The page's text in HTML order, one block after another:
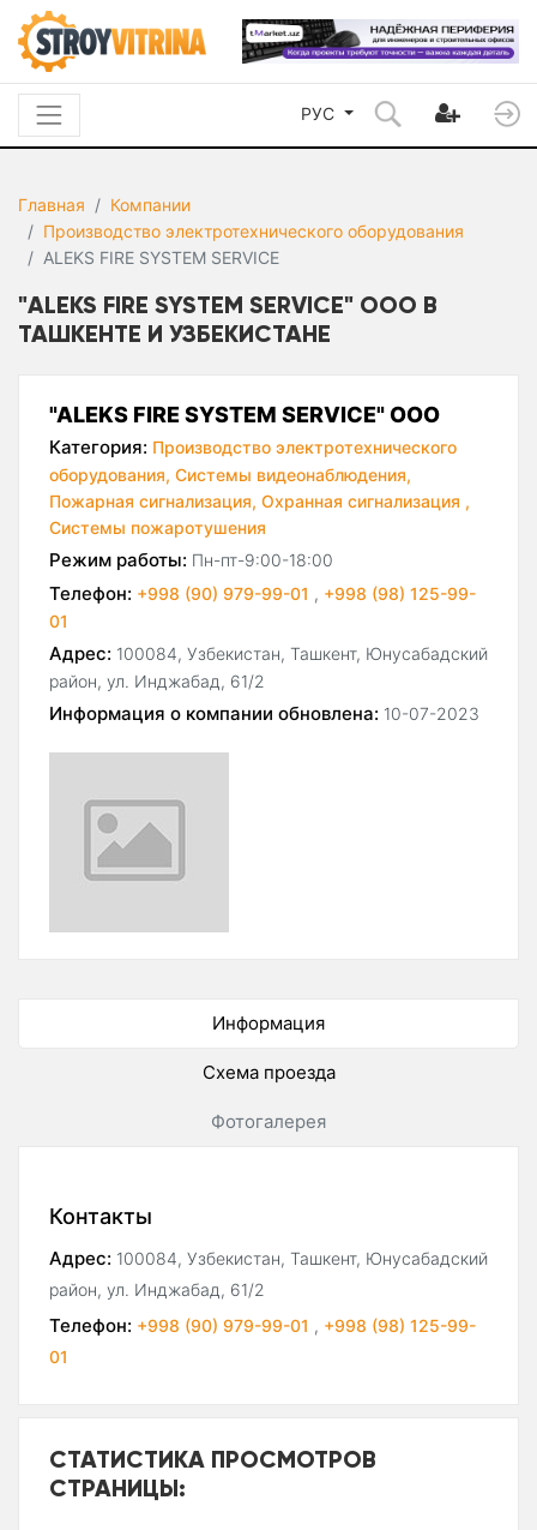
РУС
Главная
Компании
Производство электротехнического оборудования
ALEKS FIRE SYSTEM SERVICE
"ALEKS FIRE SYSTEM SERVICE" ООО В
ТАШКЕНТЕ И УЗБЕКИСТАНЕ
"ALEKS FIRE SYSTEM SERVICE" ООО
Категория: Производство электротехнического
оборудования, Системы видеонаблюдения,
Пожарная сигнализация, Охранная сигнализация ,
Системы пожаротушения
Режим работы: Пн-пт-9:00-18:00
Телефон: +998 (90) 979-99-01 , +998 (98) 125-99-
01
Адрес: 100084, Узбекистан, Ташкент, Юнусабадский
район, ул. Инджабад, 61/2
Информация о компании обновлена: 10-07-2023
Информация
Схема проезда
Фотогалерея
Контакты
Адрес: 100084, Узбекистан, Ташкент, Юнусабадский
район, ул. Инджабад, 61/2
Телефон: +998 (90) 979-99-01 , +998 (98) 125-99-
01
СТАТИСТИКА ПРОСМОТРОВ
СТРАНИЦЫ: